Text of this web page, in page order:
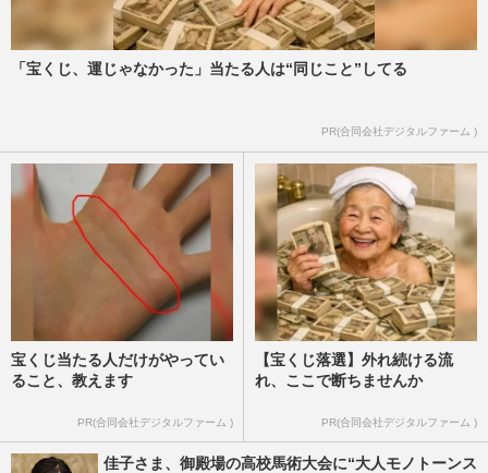
「宝くじ、運じゃなかった」当たる人は“同じこと”してる
PR(合同会社デジタルファーム )
宝くじ当たる人だけがやってい
ること、教えます
PR(合同会社デジタルファーム )
【宝くじ落選】外れ続ける流
れ、ここで断ちませんか
PR(合同会社デジタルファーム )
佳子さま、御殿場の高校馬術大会に“大人モノトーンス